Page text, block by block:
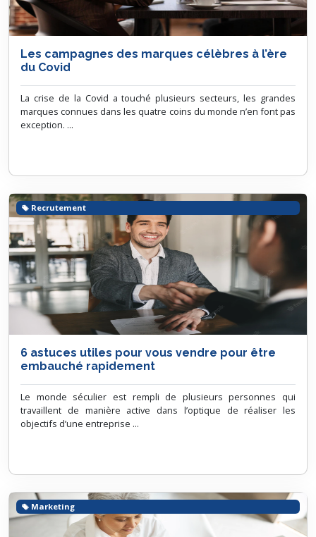
Les campagnes des marques célèbres à l’ère
du Covid
La crise de la Covid a touché plusieurs secteurs, les grandes
marques connues dans les quatre coins du monde n’en font pas
exception. ...
6 astuces utiles pour vous vendre pour être
embauché rapidement
Le monde séculier est rempli de plusieurs personnes qui
travaillent de manière active dans l’optique de réaliser les
objectifs d’une entreprise ...
Recrutement
Marketing